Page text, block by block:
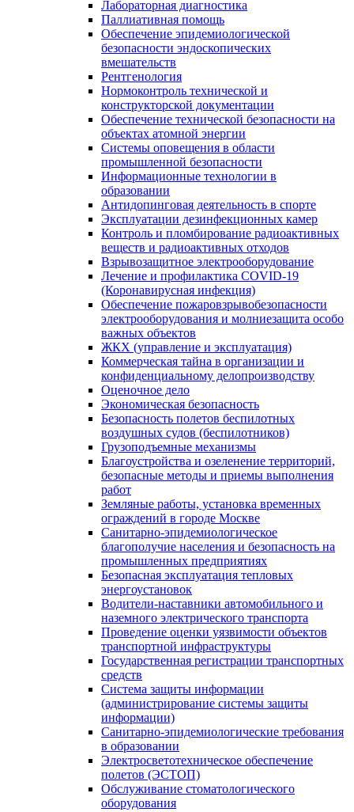
Лабораторная диагностика
Паллиативная помощь
Обеспечение эпидемиологической
безопасности эндоскопических
вмешательств
Рентгенология
Нормоконтроль технической и
конструкторской документации
Обеспечение технической безопасности на
объектах атомной энергии
Системы оповещения в области
промышленной безопасности
Информационные технологии в
образовании
Антидопинговая деятельность в спорте
Эксплуатации дезинфекционных камер
Контроль и пломбирование радиоактивных
веществ и радиоактивных отходов
Взрывозащитное электрооборудование
Лечение и профилактика COVID-19
(Коронавирусная инфекция)
Обеспечение пожаровзрывобезопасности
электрооборудования и молниезащита особо
важных объектов
ЖКХ (управление и эксплуатация)
Коммерческая тайна в организации и
конфиденциальному делопроизводству
Оценочное дело
Экономическая безопасность
Безопасность полетов беспилотных
воздушных судов (беспилотников)
Грузоподъемные механизмы
Благоустройства и озеленение территорий,
безопасные методы и приемы выполнения
работ
Земляные работы, установка временных
ограждений в городе Москве
Санитарно-эпидемиологическое
благополучие населения и безопасность на
промышленных предприятиях
Безопасная эксплуатация тепловых
энергоустановок
Водители-наставники автомобильного и
наземного электрического транспорта
Проведение оценки уязвимости объектов
транспортной инфраструктуры
Государственная регистрации транспортных
средств
Система защиты информации
(администрирование системы защиты
информации)
Санитарно-эпидемиологические требования
в образовании
Электросветотехническое обеспечение
полетов (ЭСТОП)
Обслуживание стоматологического
оборудования